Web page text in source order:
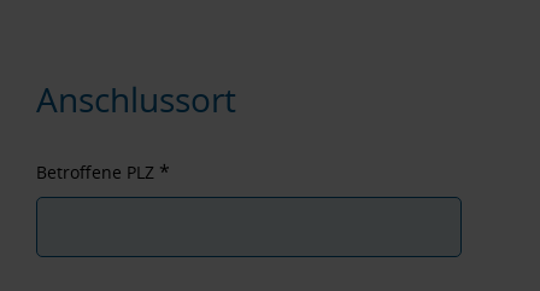
Anschlussort
Betroffene PLZ *